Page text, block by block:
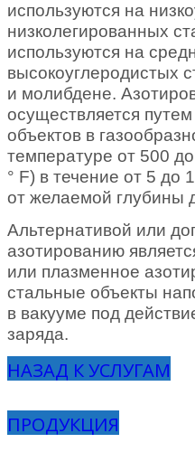
используются на
низколегированных
используются на
высокоуглеродистых
и молибдене.
осуществляется
объектов в
температуре от 500
° F) в течение от 5 до
от желаемой глубины
Альтернативой или
азотированию
или плазменное
стальные объекты
в вакууме под
заряда.
НАЗАД К УСЛУГАМ
ПРОДУКЦИЯ